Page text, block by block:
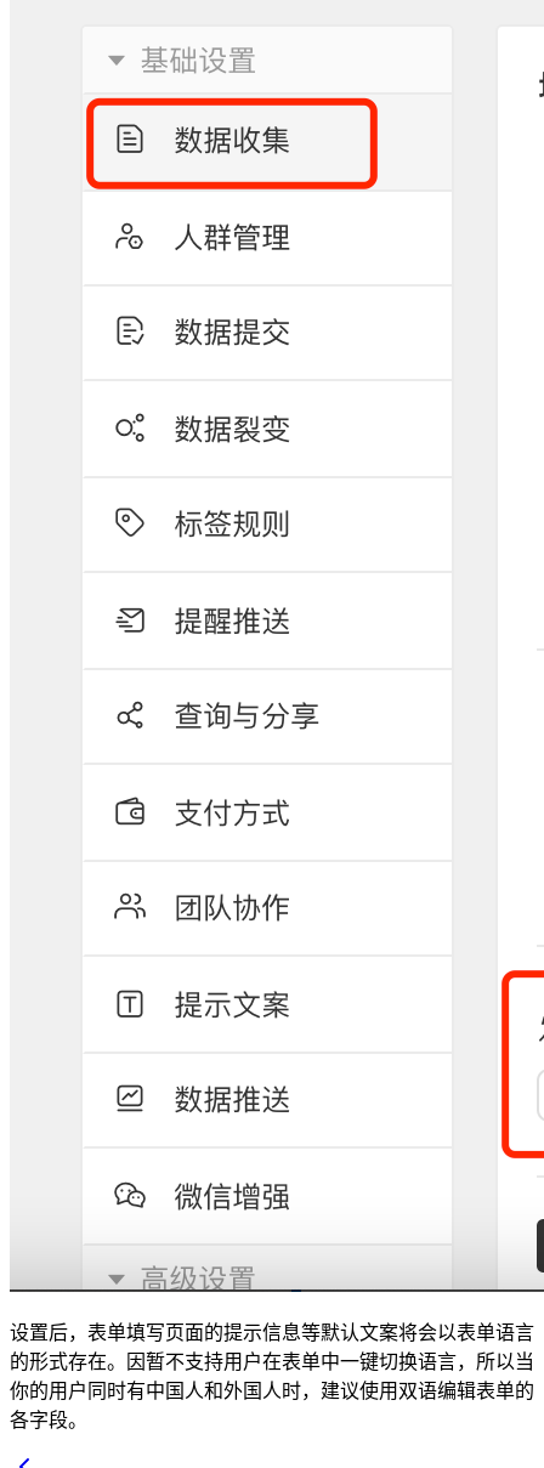
设置后，表单填写页面的提示信息等默认文案将会以表单语言
的形式存在。因暂不支持用户在表单中一键切换语言，所以当
你的用户同时有中国人和外国人时，建议使用双语编辑表单的
各字段。